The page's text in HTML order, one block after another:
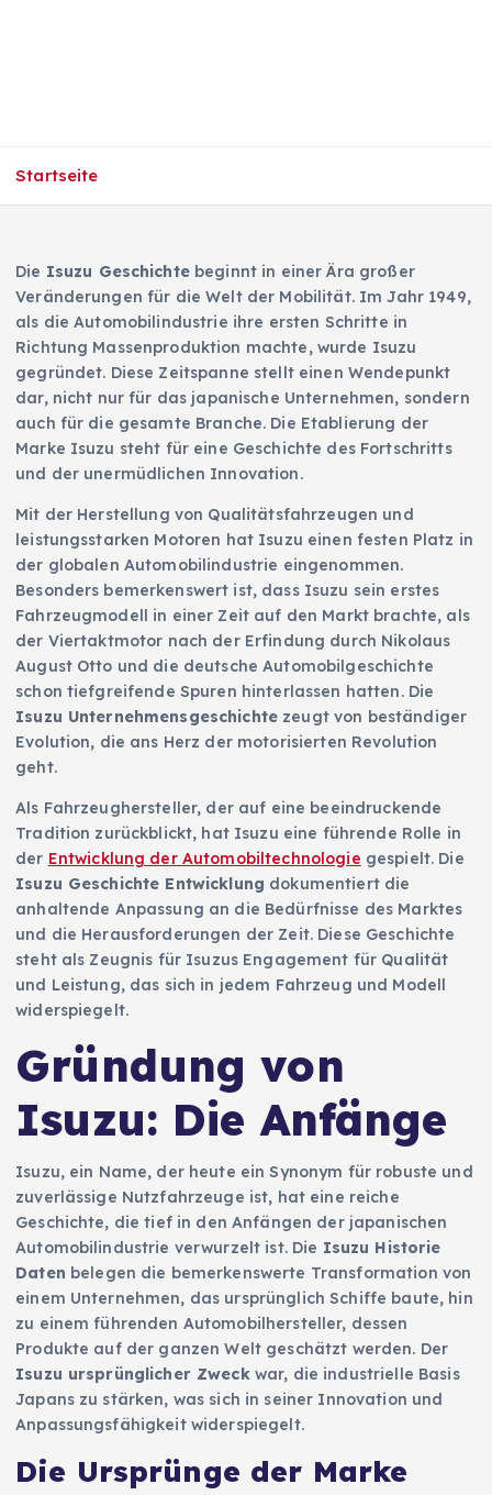
Startseite
Die Isuzu Geschichtebeginnt in einer Ära großer
Veränderungen für die Welt der Mobilität. Im Jahr 1949,
als die Automobilindustrie ihre ersten Schritte in
Richtung Massenproduktion machte, wurde Isuzu
gegründet. Diese Zeitspanne stellt einen Wendepunkt
dar, nicht nur für das japanische Unternehmen, sondern
auch für die gesamte Branche. Die Etablierung der
Marke Isuzu steht für eine Geschichte des Fortschritts
und der unermüdlichen Innovation.
Mit der Herstellung von Qualitätsfahrzeugen und
leistungsstarken Motoren hat Isuzu einen festen Platz in
der globalen Automobilindustrie eingenommen.
Besonders bemerkenswert ist, dass Isuzu sein erstes
Fahrzeugmodell in einer Zeit auf den Markt brachte, als
der Viertaktmotor nach der Erfindung durch Nikolaus
August Otto und die deutsche Automobilgeschichte
schon tiefgreifende Spuren hinterlassen hatten. Die
Isuzu Unternehmensgeschichte zeugt von beständiger
Evolution, die ans Herz der motorisierten Revolution
geht.
Als Fahrzeughersteller, der auf eine beeindruckende
Tradition zurückblickt, hat Isuzu eine führende Rolle in
der Entwicklung der Automobiltechnologie gespielt. Die
Isuzu Geschichte Entwicklung dokumentiert die
anhaltende Anpassung an die Bedürfnisse des Marktes
und die Herausforderungen der Zeit. Diese Geschichte
steht als Zeugnis für Isuzus Engagement für Qualität
und Leistung, das sich in jedem Fahrzeug und Modell
widerspiegelt.
Gründung von
Isuzu: Die Anfänge
Isuzu, ein Name, der heute ein Synonym für robuste und
zuverlässige Nutzfahrzeuge ist, hat eine reiche
Geschichte, die tief in den Anfängen der japanischen
Automobilindustrie verwurzelt ist. Die Isuzu Historie
Daten belegen die bemerkenswerte Transformation von
einem Unternehmen, das ursprünglich Schiffe baute, hin
zu einem führenden Automobilhersteller, dessen
Produkte auf der ganzen Welt geschätzt werden. Der
Isuzu ursprünglicher Zweckwar, die industrielle Basis
Japans zu stärken, was sich in seiner Innovation und
Anpassungsfähigkeit widerspiegelt.
Die Ursprünge der Marke